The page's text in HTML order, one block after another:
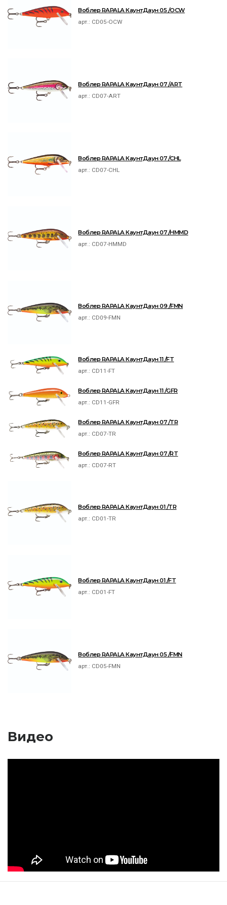
Воблер RAPALA КаунтДаун 05 /OCW
арт.: CD05-OCW
Воблер RAPALA КаунтДаун 07 /ART
арт.: CD07-ART
Воблер RAPALA КаунтДаун 07 /CHL
арт.: CD07-CHL
Воблер RAPALA КаунтДаун 07 /HMMD
арт.: CD07-HMMD
Воблер RAPALA КаунтДаун 09 /FMN
арт.: CD09-FMN
Воблер RAPALA КаунтДаун 11 /FT
арт.: CD11-FT
Воблер RAPALA КаунтДаун 11 /GFR
арт.: CD11-GFR
Воблер RAPALA КаунтДаун 07 /TR
арт.: CD07-TR
Воблер RAPALA КаунтДаун 07 /RT
арт.: CD07-RT
Воблер RAPALA КаунтДаун 01 /TR
арт.: CD01-TR
Воблер RAPALA КаунтДаун 01 /FT
арт.: CD01-FT
Воблер RAPALA КаунтДаун 05 /FMN
арт.: CD05-FMN
Видео